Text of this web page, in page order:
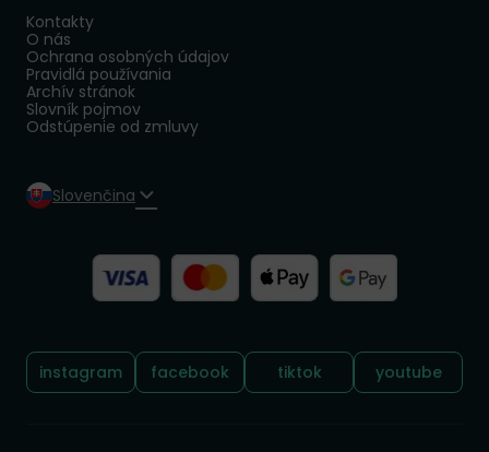
Kontakty
O nás
Ochrana osobných údajov
Pravidlá používania
Archív stránok
Slovník pojmov
Odstúpenie od zmluvy
Slovenčina
Sledujte nás:
instagram facebook tiktok youtube